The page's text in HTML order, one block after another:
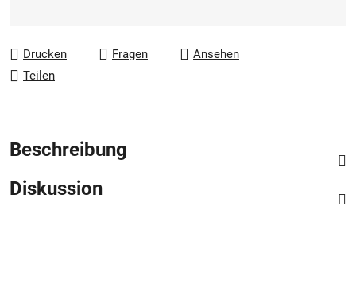
Drucken Fragen
Ansehen
Teilen
Beschreibung
Diskussion